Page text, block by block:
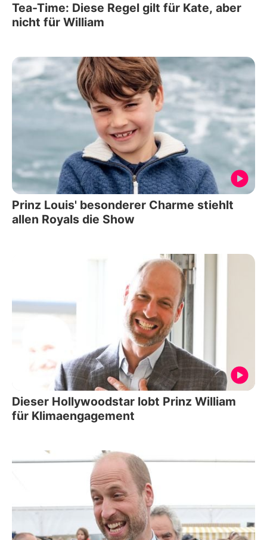
Tea-Time: Diese Regel gilt für Kate, aber
nicht für William
Prinz Louis' besonderer Charme stiehlt
allen Royals die Show
Dieser Hollywoodstar lobt Prinz William
für Klimaengagement